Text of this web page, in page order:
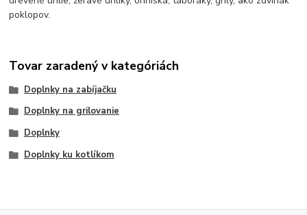
poklopov.
Tovar zaradený v kategóriách
Doplnky na zabíjačku
Doplnky na grilovanie
Doplnky
Doplnky ku kotlíkom